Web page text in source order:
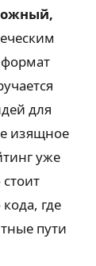
формат
для
изящное
уже
где
пути